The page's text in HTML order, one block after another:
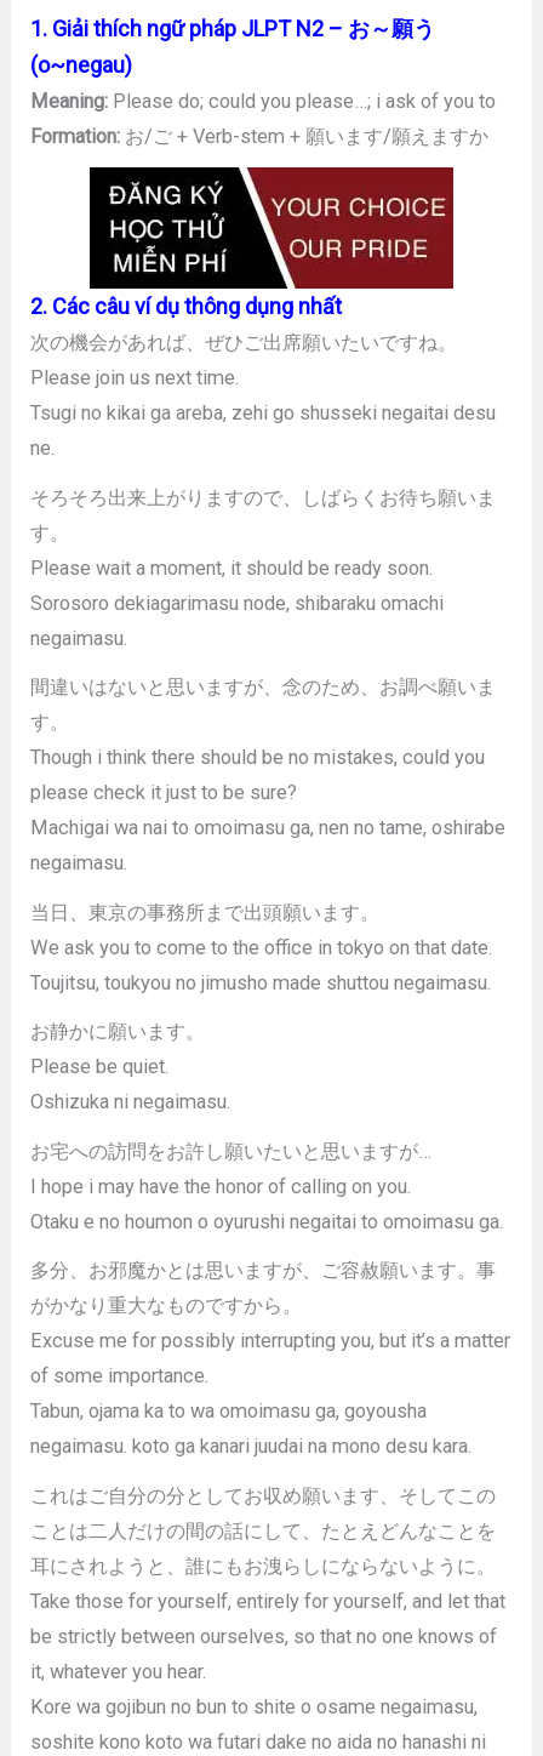
1. Giải thích ngữ pháp JLPT N2 – お～願う
(o~negau)
Meaning: Please do; could you please…; i ask of you to
Formation: お/ご + Verb-stem + 願います/願えますか
2. Các câu ví dụ thông dụng nhất
次の機会があれば、ぜひご出席願いたいですね。
Please join us next time.
Tsugi no kikai ga areba, zehi go shusseki negaitai desu
ne.
そろそろ出来上がりますので、しばらくお待ち願いま
す。
Please wait a moment, it should be ready soon.
Sorosoro dekiagarimasu node, shibaraku omachi
negaimasu.
間違いはないと思いますが、念のため、お調べ願いま
す。
Though i think there should be no mistakes, could you
please check it just to be sure?
Machigai wa nai to omoimasu ga, nen no tame, oshirabe
negaimasu.
当日、東京の事務所まで出頭願います。
We ask you to come to the office in tokyo on that date.
Toujitsu, toukyou no jimusho made shuttou negaimasu.
お静かに願います。
Please be quiet.
Oshizuka ni negaimasu.
お宅への訪問をお許し願いたいと思いますが…
I hope i may have the honor of calling on you.
Otaku e no houmon o oyurushi negaitai to omoimasu ga.
多分、お邪魔かとは思いますが、ご容赦願います。事
がかなり重大なものですから。
Excuse me for possibly interrupting you, but it’s a matter
of some importance.
Tabun, ojama ka to wa omoimasu ga, goyousha
negaimasu. koto ga kanari juudai na mono desu kara.
これはご自分の分としてお収め願います、そしてこの
ことは二人だけの間の話にして、たとえどんなことを
耳にされようと、誰にもお洩らしにならないように。
Take those for yourself, entirely for yourself, and let that
be strictly between ourselves, so that no one knows of
it, whatever you hear.
Kore wa gojibun no bun to shite o osame negaimasu,
soshite kono koto wa futari dake no aida no hanashi ni